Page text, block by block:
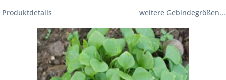
Produktdetails weitere Gebindegrößen...